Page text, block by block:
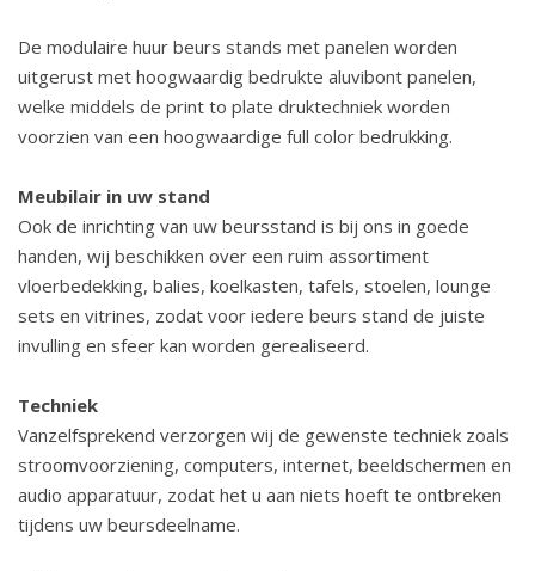
De modulaire huur beurs stands met panelen worden
uitgerust met hoogwaardig bedrukte aluvibont panelen,
welke middels de print to plate druktechniek worden
voorzien van een hoogwaardige full color bedrukking.
Meubilair in uw stand
Ook de inrichting van uw beursstand is bij ons in goede
handen, wij beschikken over een ruim assortiment
vloerbedekking, balies, koelkasten, tafels, stoelen, lounge
sets en vitrines, zodat voor iedere beurs stand de juiste
invulling en sfeer kan worden gerealiseerd.
Techniek
Vanzelfsprekend verzorgen wij de gewenste techniek zoals
stroomvoorziening, computers, internet, beeldschermen en
audio apparatuur, zodat het u aan niets hoeft te ontbreken
tijdens uw beursdeelname.